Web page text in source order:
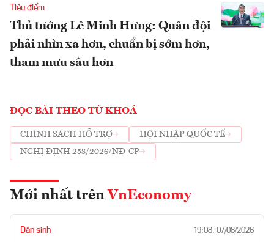
Tiêu điểm
Thủ tướng Lê Minh Hưng: Quân đội
phải nhìn xa hơn, chuẩn bị sớm hơn,
tham mưu sâu hơn
ĐỌC BÀI THEO TỪ KHOÁ
CHÍNH SÁCH HỖ TRỢ
HỘI NHẬP QUỐC TẾ
NGHỊ ĐỊNH 258/2026/NĐ-CP
Mới nhất trên VnEconomy
Dân sinh 19:08, 07/08/2026